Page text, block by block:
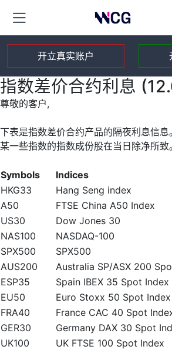
开立真实账户
指数差价合约利息
尊敬的客户,
下表是指数差价合约产品的隔夜利息信
某一些指数的指数成份股在当日除净所致。
Symbols Indices
HKG33
Hang Seng index
A50
FTSE China A50 Index
US30
Dow Jones 30
NAS100
NASDAQ-100
SPX500
SPX500
AUS200
Australia SP/ASX 200
ESP35
Spain IBEX 35 Spot Index
EU50
Euro Stoxx 50 Spot Index
FRA40
France CAC 40 Spot
GER30
Germany DAX 30 Spot
UK100
UK FTSE 100 Spot Index